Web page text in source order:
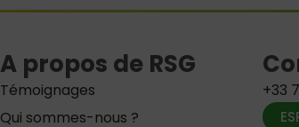
A propos de RSG
Témoignages
Qui sommes-nous ?
+33